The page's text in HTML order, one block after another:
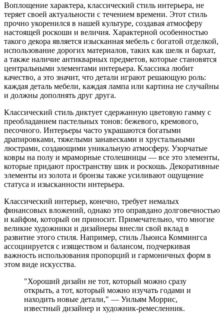
Воплощение характера, классический стиль интерьера, не
теряет своей актуальности с течением времени. Этот стиль
прочно укоренился в нашей культуре, создавая атмосферу
настоящей роскоши и величия. Характерной особенностью
такого декора является изысканная мебель с богатой отделкой,
использование дорогих материалов, таких как шелк и бархат,
а также наличие антикварных предметов, которые становятся
центральными элементами интерьера. Классика любит
качество, а это значит, что детали играют решающую роль:
каждая деталь мебели, каждая лампа или картина не случайны
и должны дополнять друг друга.
Классический стиль диктует сдержанную цветовую гамму с
преобладанием пастельных тонов: бежевого, кремового,
песочного. Интерьеры часто украшаются богатыми
драпировками, тяжелыми занавесками и хрустальными
люстрами, создающими уникальную атмосферу. Узорчатые
ковры на полу и мраморные столешницы — все это элементы,
которые придают пространству шик и роскошь. Декоративные
элементы из золота и бронзы также усиливают ощущение
статуса и изысканности интерьера.
Классический интерьер, конечно, требует немалых
финансовых вложений, однако это оправдано долговечностью
и кайфом, который он приносит. Примечательно, что многие
великие художники и дизайнеры внесли свой вклад в
развитие этого стиля. Например, стиль Льюиса Коммингса
ассоциируется с изяществом и балансом, подчеркивая
важность использования пропорций и гармоничных форм в
этом виде искусства.
"Хороший дизайн не тот, который можно сразу
открыть, а тот, который можно изучать годами и
находить новые детали," — Уильям Моррис,
известный дизайнер и художник-ремесленник.